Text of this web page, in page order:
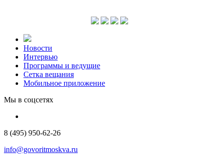
Новости
Интервью
Программы и ведущие
Сетка вещания
Мобильное приложение
Мы в соцсетях
8 (495) 950-62-26
info@govoritmoskva.ru